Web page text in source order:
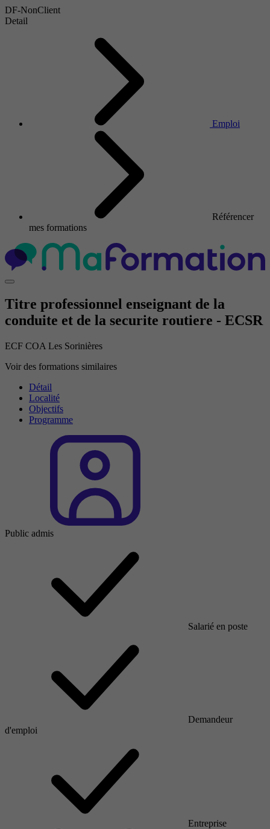
DF-NonClient
Detail
Emploi
Référencer
mes formations
Titre professionnel enseignant de la
conduite et de la securite routiere - ECSR
ECF COA Les Sorinières
Voir des formations similaires
Détail
Localité
Objectifs
Programme
Public admis
Salarié en poste
Demandeur
d'emploi
Entreprise